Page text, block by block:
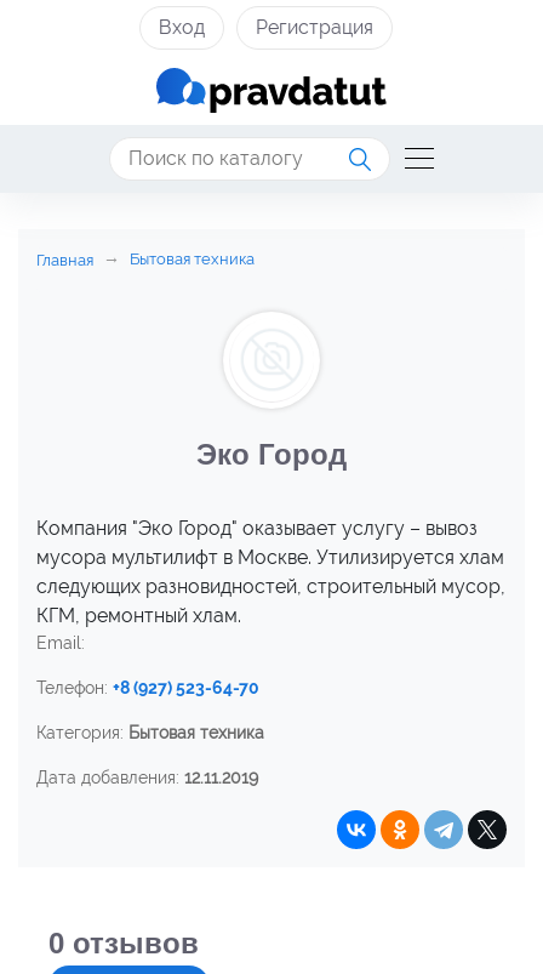
Вход Регистрация
Главная Бытовая техника
Эко Город
Компания "Эко Город" оказывает услугу – вывоз
мусора мультилифт в Москве. Утилизируется хлам
следующих разновидностей, строительный мусор,
КГМ, ремонтный хлам.
Email:
Телефон: +8 (927) 523-64-70
Категория: Бытовая техника
Дата добавления: 12.11.2019
0 отзывов